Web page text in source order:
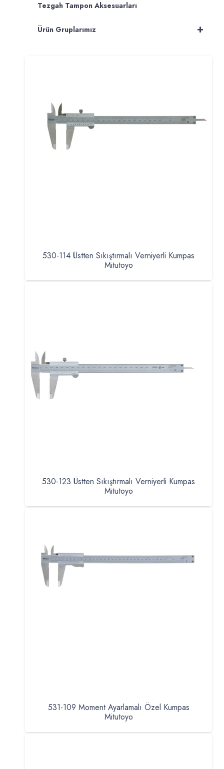
Tezgah Tampon Aksesuarları
+
Ürün Gruplarımız
530-114 Üstten Sıkıştırmalı Verniyerli Kumpas
Mitutoyo
530-123 Üstten Sıkıştırmalı Verniyerli Kumpas
Mitutoyo
531-109 Moment Ayarlamalı Özel Kumpas
Mitutoyo